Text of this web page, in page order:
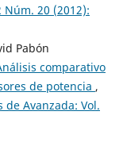
Núm. 20 (2012):
Pabón
comparativo
de potencia ,
de Avanzada: Vol.